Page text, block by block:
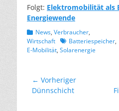
Folgt: Elektromobilität als
Energiewende
Kategorien
News, Verbraucher,
Wirtschaft Schlagworte
Batteriespeicher,
E-Mobilität, Solarenergie
Beitragsnavigation
← Vorheriger
Vorheriger
Dünnschicht